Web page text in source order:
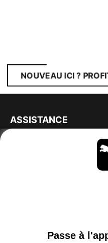
NOUVEAU ICI ?
ASSISTANCE